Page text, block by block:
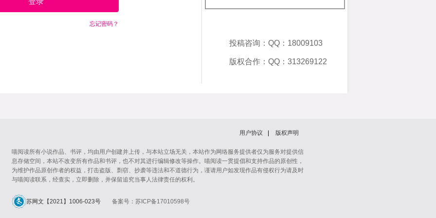
忘记密码？
投稿咨询：QQ：18009103
版权合作：QQ：313269122
用户协议 版权声明
喵阅读所有小说作品、书评，均由用户创建并上传，与本站立场无关，本站作为网络服务提供者仅为服务对提供信
息存储空间，本站不改变所有作品和书评，也不对其进行编辑修改等操作。喵阅读一贯提倡和支持作品的原创性，
为维护作品原创作者的权益，打击盗版、剽窃、抄袭等违法和不道德行为，谨请用户如发现作品有侵权行为请及时
与喵阅读联系，经查实，立即删除，并保留追究当事人法律责任的权利。
苏网文【2021】1006-023号 备案号：苏ICP备17010598号